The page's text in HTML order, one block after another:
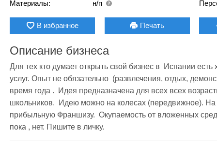
Материалы:
н/п
В избранное Печать
Описание бизнеса
Для тех кто думает открыть свой бизнес в  Испании
услуг. Опыт не обязательно  (развлечения, отдых,
время года .  Идея предназначена для всех всех
школьников.  Идею можно на колесах (передвижное). На
прибыльную Франшизу.  Окупаемость от вложенных
пока , нет. Пишите в личку.